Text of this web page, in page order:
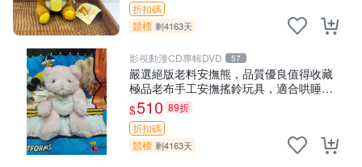
折扣碼
競標 剩4163天
影視動漫CD專輯DVD 57
嚴選絕版老料安撫熊，品質優良值得收藏
極品老布手工安撫搖鈴玩具，適合哄睡寶
貝 超柔老料搖鈴熊，專為孩子設計的安心
伴護 推薦絕版老布製工藝搖鈴熊，可當作
童
$510 89折
折扣碼
競標 剩4163天